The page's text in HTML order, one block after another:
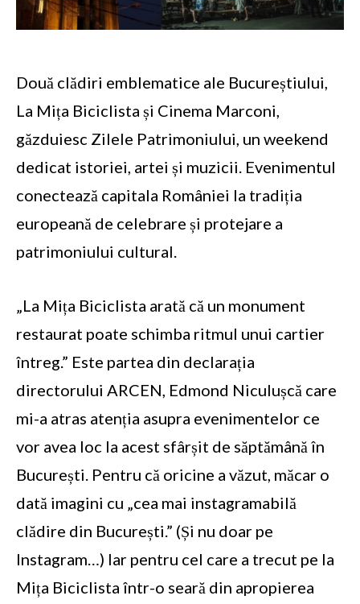
Două clădiri emblematice ale Bucureștiului,
La Mița Biciclista și Cinema Marconi,
găzduiesc Zilele Patrimoniului, un weekend
dedicat istoriei, artei și muzicii. Evenimentul
conectează capitala României la tradiția
europeană de celebrare și protejare a
patrimoniului cultural.
„La Mița Biciclista arată că un monument
restaurat poate schimba ritmul unui cartier
întreg.” Este partea din declarația
directorului ARCEN, Edmond Niculușcă care
mi-a atras atenția asupra evenimentelor ce
vor avea loc la acest sfârșit de săptămână în
București. Pentru că oricine a văzut, măcar o
dată imagini cu „cea mai instagramabilă
clădire din București.” (Și nu doar pe
Instagram…) Iar pentru cel care a trecut pe la
Mița Biciclista într-o seară din apropierea